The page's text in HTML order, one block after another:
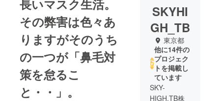
長いマスク生活。
その弊害は色々あ
りますがそのうち
の一つが「鼻毛対
策を怠るこ
と・・」。
SKYHI
GH_TB
東京都
他に14件の
プロジェク
トを掲載し
ています
SKY-
HIGH.TB株